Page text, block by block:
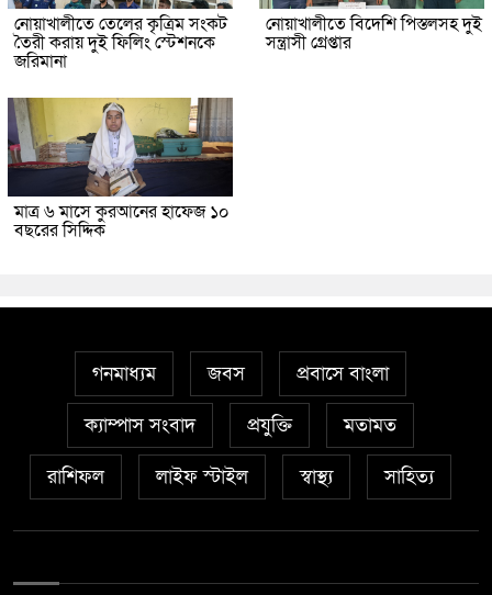
নোয়াখালীতে তেলের কৃত্রিম সংকট
তৈরী করায় দুই ফিলিং স্টেশনকে
জরিমানা
নোয়াখালীতে বিদেশি পিস্তলসহ দুই
সন্ত্রাসী গ্রেপ্তার
মাত্র ৬ মাসে কুরআনের হাফেজ ১০
বছরের সিদ্দিক
গনমাধ্যম জবস প্রবাসে বাংলা
ক্যাম্পাস সংবাদ প্রযুক্তি মতামত
রাশিফল লাইফ স্টাইল স্বাস্থ্য সাহিত্য